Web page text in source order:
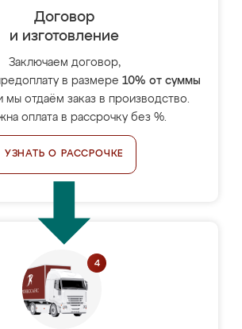
Договор
и изготовление
Заключаем договор,
в размере 10% от суммы
мы отдаём заказ в производство.
оплата в рассрочку без %.
УЗНАТЬ О РАССРОЧКЕ